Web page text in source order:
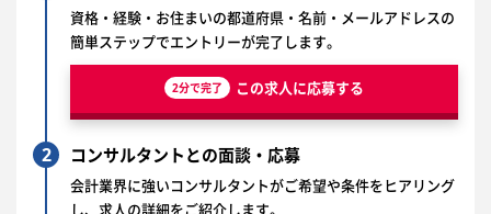
資格・経験・お住まいの都道府県・名前・メールアドレスの
簡単ステップでエントリーが完了します。
2分で完了 この求人に応募する
2 コンサルタントとの面談・応募
会計業界に強いコンサルタントがご希望や条件をヒアリング
し、求人の詳細をご紹介します。